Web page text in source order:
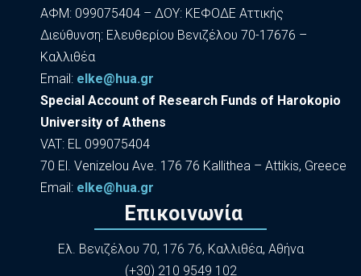
ΑΦΜ: 099075404 – ΔΟΥ: ΚΕΦΟΔΕ Αττικής
Διεύθυνση: Ελευθερίου Βενιζέλου 70-17676 –
Καλλιθέα
Εmail: elke@hua.gr
Special Account of Research Funds of Harokopio
University of Athens
VAT: EL 099075404
70 El. Venizelou Ave. 176 76 Kallithea – Attikis, Greece
Εmail: elke@hua.gr
Επικοινωνία
Ελ. Βενιζέλου 70, 176 76, Καλλιθέα, Αθήνα
(+30) 210 9549 102